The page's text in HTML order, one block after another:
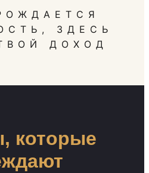
ЗДЕСЬ
ДОХОД
которые